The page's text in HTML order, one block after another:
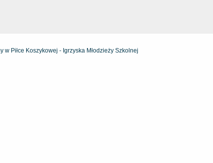
w Piłce Koszykowej - Igrzyska Młodzieży Szkolnej